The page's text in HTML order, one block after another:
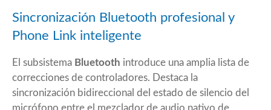
Sincronización Bluetooth profesional y
Phone Link inteligente
El subsistema Bluetooth introduce una amplia lista de
correcciones de controladores. Destaca la
sincronización bidireccional del estado de silencio del
micrófono entre el mezclador de audio nativo de